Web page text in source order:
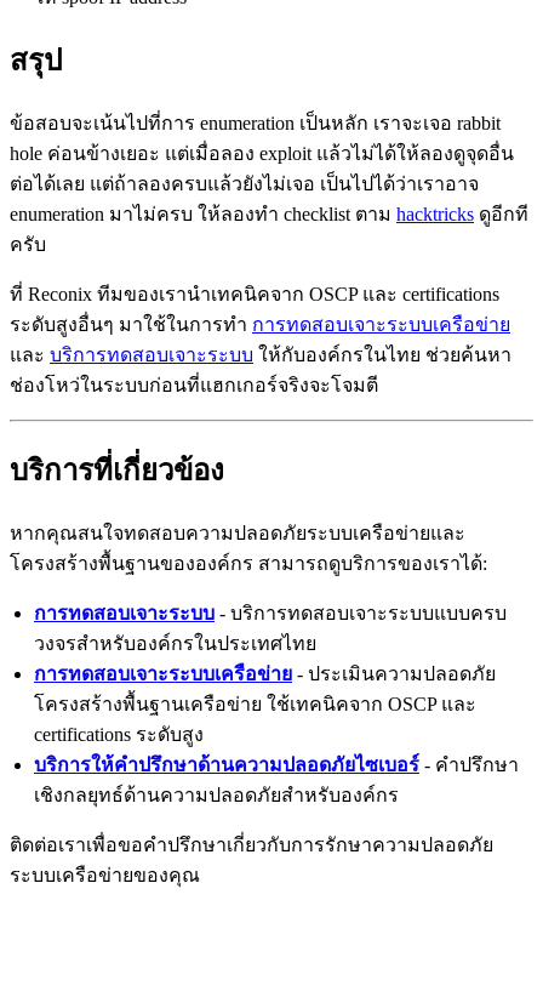
สรุป
ข้อสอบจะเน้นไปที่การ enumeration เป็นหลัก เราจะเจอ rabbit
hole ค่อนข้างเยอะ แต่เมื่อลอง exploit แล้วไม่ได้ให้ลองดูจุดอื่น
ต่อได้เลย แต่ถ้าลองครบแล้วยังไม่เจอ เป็นไปได้ว่าเราอาจ
enumeration มาไม่ครบ ให้ลองทำ checklist ตาม hacktricks ดูอีกที
ครับ
ที่ Reconix ทีมของเรานำเทคนิคจาก OSCP และ certifications
ระดับสูงอื่นๆ มาใช้ในการทำ การทดสอบเจาะระบบเครือข่าย
และ บริการทดสอบเจาะระบบ ให้กับองค์กรในไทย ช่วยค้นหา
ช่องโหว่ในระบบก่อนที่แฮกเกอร์จริงจะโจมตี
บริการที่เกี่ยวข้อง
หากคุณสนใจทดสอบความปลอดภัยระบบเครือข่ายและ
โครงสร้างพื้นฐานขององค์กร สามารถดูบริการของเราได้:
การทดสอบเจาะระบบ - บริการทดสอบเจาะระบบแบบครบ
วงจรสำหรับองค์กรในประเทศไทย
การทดสอบเจาะระบบเครือข่าย - ประเมินความปลอดภัย
โครงสร้างพื้นฐานเครือข่าย ใช้เทคนิคจาก OSCP และ
certifications ระดับสูง
บริการให้คำปรึกษาด้านความปลอดภัยไซเบอร์ - คำปรึกษา
เชิงกลยุทธ์ด้านความปลอดภัยสำหรับองค์กร
ติดต่อเราเพื่อขอคำปรึกษาเกี่ยวกับการรักษาความปลอดภัย
ระบบเครือข่ายของคุณ